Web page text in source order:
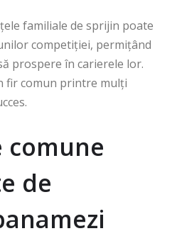
familiale de sprijin poate
competiției, permițând
prospere în carierele lor.
fir comun printre mulți
comune
de